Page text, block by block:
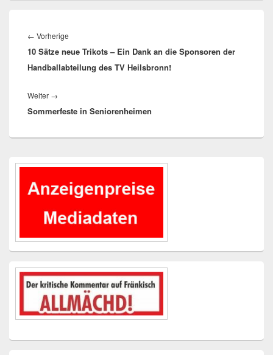
← Vorherige
Beitrag:
10 Sätze neue Trikots – Ein Dank an die Sponsoren der
Handballabteilung des TV Heilsbronn!
Weiter →
Beitrag:
Sommerfeste in Seniorenheimen
Primärer
Widgetbereich